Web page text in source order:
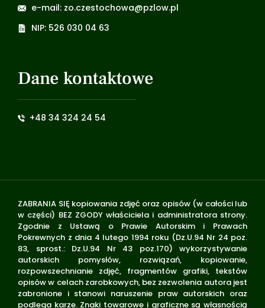
e-mail: zo.czestochowa@pzlow.pl
NIP: 526 030 04 63
Dane kontaktowe
+48 34 324 24 54
ZABRANIA SIĘ kopiowania zdjęć oraz opisów (w całości lub
w części) BEZ ZGODY właściciela i administratora strony.
Zgodnie z Ustawą o Prawie Autorskim i Prawach
Pokrewnych z dnia 4 lutego 1994 roku (Dz.U.94 Nr 24 poz.
83, sprost.: Dz.U.94 Nr 43 poz.170) wykorzystywanie
autorskich pomysłów, rozwiązań, kopiowanie,
rozpowszechnianie zdjęć, fragmentów grafiki, tekstów
opisów w celach zarobkowych, bez zezwolenia autora jest
zabronione i stanowi naruszenie praw autorskich oraz
podlega karze. Znaki towarowe i graficzne są własnością